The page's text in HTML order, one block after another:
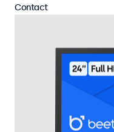
Contact